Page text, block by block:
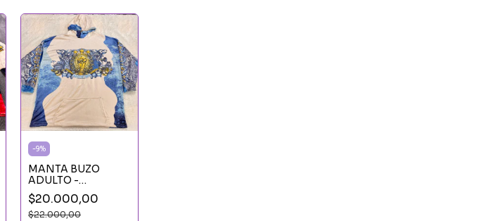
-9%
MANTA BUZO
ADULTO -
ARGENTINA
SELECCION
$20.000,00
$22.000,00